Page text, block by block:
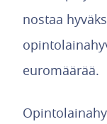
nostaa
euromäärää.